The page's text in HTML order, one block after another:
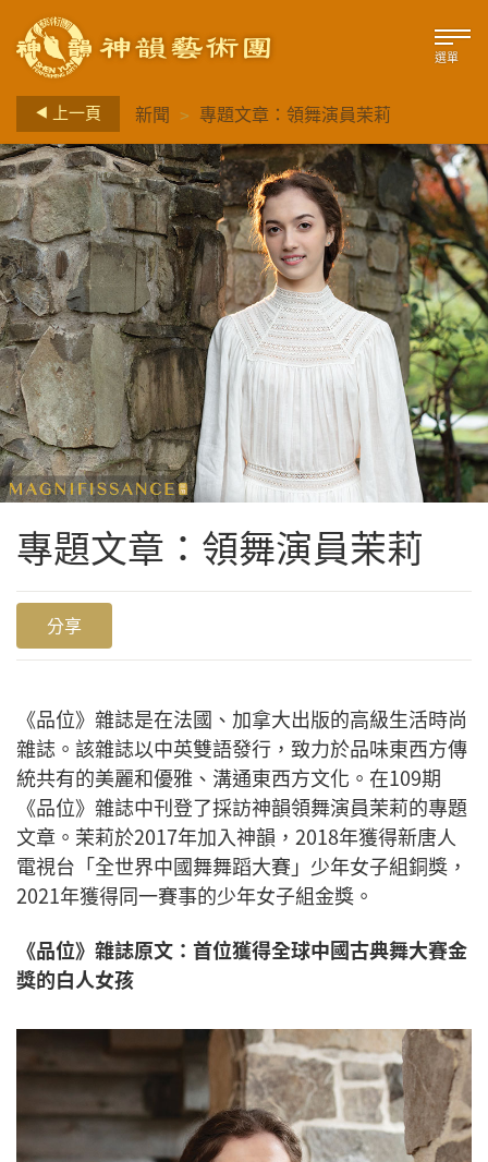
選單
上一頁 新聞 > 專題文章：領舞演員茉莉
專題文章：領舞演員茉莉
分享
《品位》雜誌是在法國、加拿大出版的高級生活時尚
雜誌。該雜誌以中英雙語發行，致力於品味東西方傳
統共有的美麗和優雅、溝通東西方文化。 在109期
《品位》雜誌中刊登了採訪神韻領舞演員茉莉的專題
文章。茉莉於2017年加入神韻，2018年獲得新唐人
電視台「全世界中國舞舞蹈大賽」少年女子組銅獎，
2021年獲得同一賽事的少年女子組金獎。
《品位》雜誌原文：首位獲得全球中國古典舞大賽金
獎的白人女孩